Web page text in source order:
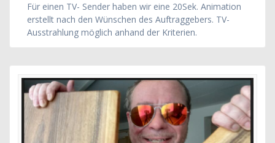
Für einen TV- Sender haben wir eine 20Sek. Animation
erstellt nach den Wünschen des Auftraggebers. TV-
Ausstrahlung möglich anhand der Kriterien.